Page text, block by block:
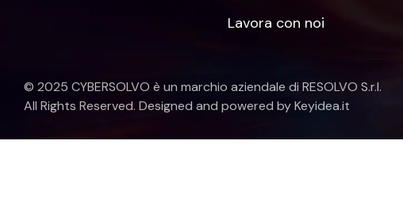
Lavora con noi
© 2025 CYBERSOLVO è un marchio aziendale di RESOLVO S.r.l.
All Rights Reserved. Designed and powered by Keyidea.it